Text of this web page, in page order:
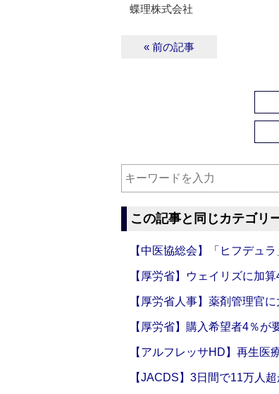
蝶理株式会社
« 前の記事
この記事と同じカテゴリ
【中医協総会】「ヒフデュ
【厚労省】ウェイリズに加
【厚労省人事】薬剤管理官
【厚労省】購入希望者4％が
【アルフレッサHD】再生医
【JACDS】3日間で11万人